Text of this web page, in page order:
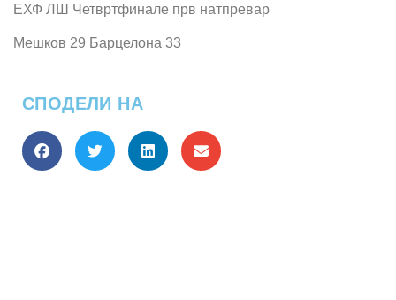
ЕХФ ЛШ Четвртфинале прв натпревар
Мешков 29 Барцелона 33
СПОДЕЛИ НА